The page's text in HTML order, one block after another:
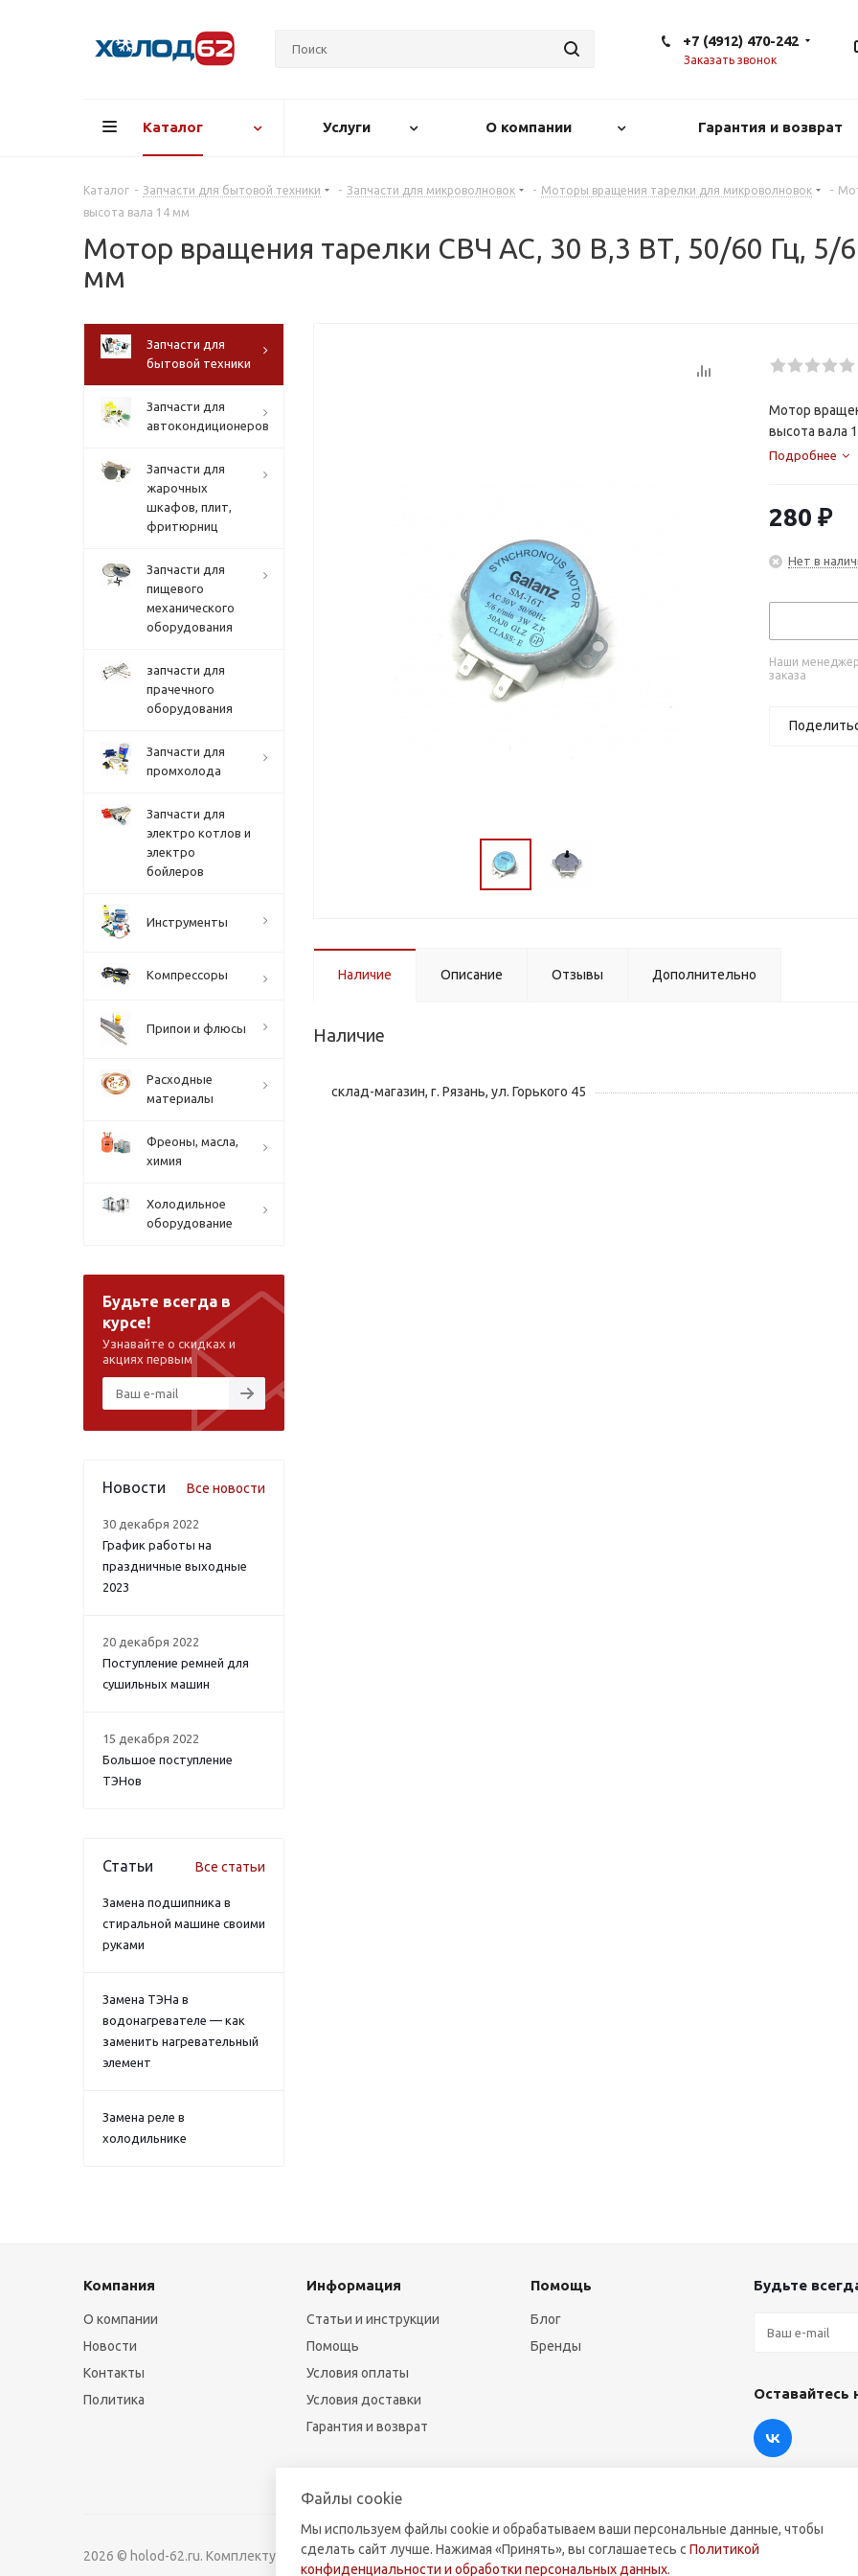
+7 (4912) 470-242
Заказать звонок
Каталог Услуги О компании Гарантия и возврат
Каталог - Запчасти для бытовой техники - Запчасти для микроволновок - Моторы вращения тарелки для микроволновок -
высота вала 14 мм
Мотор вращения тарелки СВЧ AC, 30 В,3 ВТ, 50/60 Гц, 5/
мм
Мотор
высота вала
Подробнее
280 ₽
Нет в
Наши
заказа
Наличие Описание Отзывы Дополнительно
Наличие
склад-магазин, г. Рязань, ул. Горького 45
Запчасти для
бытовой техники
Запчасти для
автокондиционеров
Запчасти для
жарочных
шкафов, плит,
фритюрниц
Запчасти для
пищевого
механического
оборудования
запчасти для
прачечного
оборудования
Запчасти для
промхолода
Запчасти для
электро котлов и
электро
бойлеров
Инструменты
Компрессоры
Припои и флюсы
Расходные
материалы
Фреоны, масла,
химия
Холодильное
оборудование
Будьте всегда в
курсе!
Узнавайте о скидках и
акциях первым
Новости Все новости
30 декабря 2022
График работы на
праздничные выходные
2023
20 декабря 2022
Поступление ремней для
сушильных машин
15 декабря 2022
Большое поступление
ТЭНов
Статьи Все статьи
Замена подшипника в
стиральной машине своими
руками
Замена ТЭНа в
водонагревателе — как
заменить нагревательный
элемент
Замена реле в
холодильнике
Компания
О компании
Новости
Контакты
Политика
Информация
Статьи и инструкции
Помощь
Условия оплаты
Условия доставки
Гарантия и возврат
Помощь
Блог
Бренды
Будьте
Оставайтесь
2026 © holod-62.ru. Комплектующие для бытовой и коммерческой техники.
Файлы cookie
Мы используем файлы cookie и обрабатываем ваши персональные данные, чтобы
сделать сайт лучше. Нажимая «Принять», вы соглашаетесь с Политикой
конфиденциальности и обработки персональных данных.